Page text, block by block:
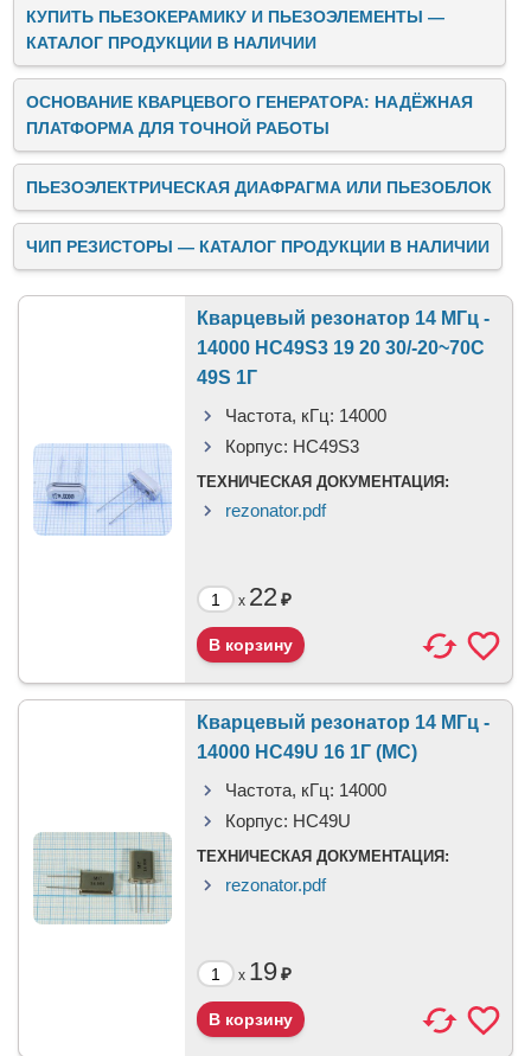
КУПИТЬ ПЬЕЗОКЕРАМИКУ И ПЬЕЗОЭЛЕМЕНТЫ —
КАТАЛОГ ПРОДУКЦИИ В НАЛИЧИИ
ОСНОВАНИЕ КВАРЦЕВОГО ГЕНЕРАТОРА: НАДЁЖНАЯ
ПЛАТФОРМА ДЛЯ ТОЧНОЙ РАБОТЫ
ПЬЕЗОЭЛЕКТРИЧЕСКАЯ ДИАФРАГМА ИЛИ ПЬЕЗОБЛОК
ЧИП РЕЗИСТОРЫ — КАТАЛОГ ПРОДУКЦИИ В НАЛИЧИИ
Кварцевый резонатор 14 МГц -
14000 HC49S3 19 20 30/-20~70C
49S 1Г
Частота, кГц: 14000
Корпус: HC49S3
ТЕХНИЧЕСКАЯ ДОКУМЕНТАЦИЯ:
rezonator.pdf
x 22₽
Кварцевый резонатор 14 МГц -
14000 HC49U 16 1Г (MC)
Частота, кГц: 14000
Корпус: HC49U
ТЕХНИЧЕСКАЯ ДОКУМЕНТАЦИЯ:
rezonator.pdf
x 19₽